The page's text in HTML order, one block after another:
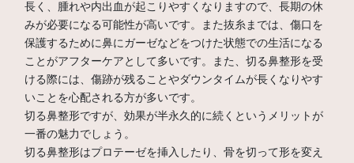
長く、腫れや内出血が起こりやすくなりますので、長期の休
みが必要になる可能性が高いです。また抜糸までは、傷口を
保護するために鼻にガーゼなどをつけた状態での生活になる
ことがアフターケアとして多いです。また、切る鼻整形を受
ける際には、傷跡が残ることやダウンタイムが長くなりやす
いことを心配される方が多いです。
切る鼻整形ですが、効果が半永久的に続くというメリットが
一番の魅力でしょう。
切る鼻整形はプロテーゼを挿入したり、骨を切って形を変え